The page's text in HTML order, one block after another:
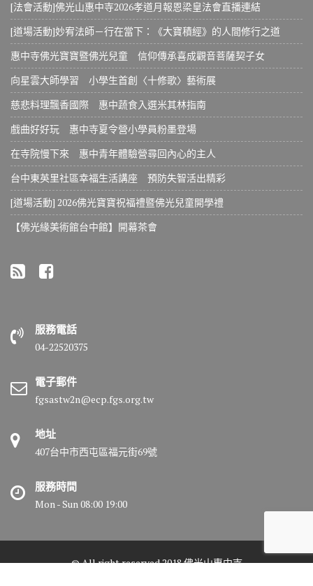
[法會活動]佛光山惠中寺2026孝道月報恩梁皇法會直播連結
[道場活動]妙宥法師－行在當下：《大寶積經》的人間修行之道
惠中寺佛光寶寶暨佛光兒童 信仰傳承喜成觀音菩薩契子女
向星雲大師學習 小學生首創〈十修歌〉藝術展
慈悲料理飄香國際 惠中蔬食入選米其林指南
戲曲好好玩 惠中寺夏令營小學員粉墨登場
在寺院慢下來 惠中青年體驗營尋回內心的主人
台中東英里社區幸福生活講座 預防失智活出精彩
[道場活動] 2026佛光寶寶祝福禮暨佛光兒童開學禮
【佛光緣美術館台中館】開幕茶會
服務電話
04-22520375
電子郵件
fgsastw2n@ecp.fgs.org.tw
地址
407台中市西屯區福元街69號
服務時間
Mon - Sun 08:00 19:00
© All right reserved 2018 佛光山惠中寺